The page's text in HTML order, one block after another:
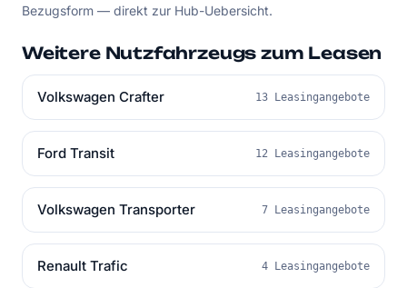
Bezugsform — direkt zur Hub-Uebersicht.
Weitere Nutzfahrzeugs zum Leasen
Volkswagen Crafter 13 Leasingangebote
Ford Transit 12 Leasingangebote
Volkswagen Transporter 7 Leasingangebote
Renault Trafic 4 Leasingangebote